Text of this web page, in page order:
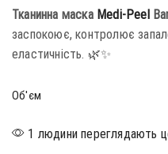
Тканинна маска Medi-Peel
заспокоює, контролює
еластичність. 🌿✨
Об'єм
1 людини переглядають